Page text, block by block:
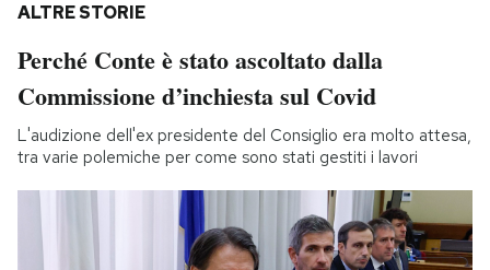
ALTRE STORIE
Perché Conte è stato ascoltato dalla
Commissione d’inchiesta sul Covid
L'audizione dell'ex presidente del Consiglio era molto attesa,
tra varie polemiche per come sono stati gestiti i lavori